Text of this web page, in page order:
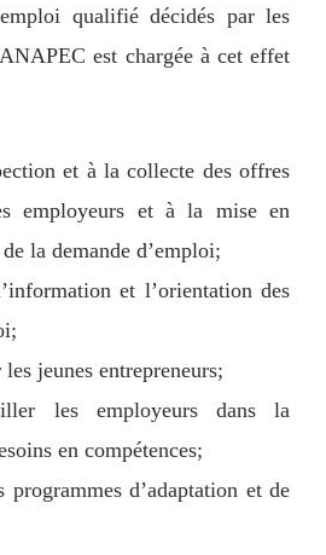
qualifié décidés par les
est chargée à cet effet
et à la collecte des offres
employeurs et à la mise en
la demande d’emploi;
et l’orientation des
jeunes entrepreneurs;
les employeurs dans la
en compétences;
d’adaptation et de